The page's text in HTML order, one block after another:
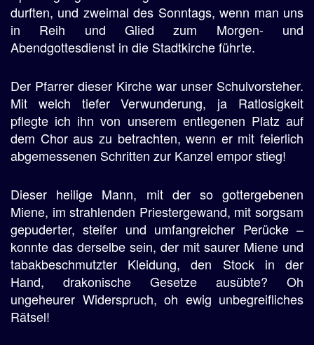
durften, und zweimal des Sonntags, wenn man uns
in Reih und Glied zum Morgen- und
Abendgottesdienst in die Stadtkirche führte.
Der Pfarrer dieser Kirche war unser Schulvorsteher.
Mit welch tiefer Verwunderung, ja Ratlosigkeit
pflegte ich ihn von unserem entlegenen Platz auf
dem Chor aus zu betrachten, wenn er mit feierlich
abgemessenen Schritten zur Kanzel empor stieg!
Dieser heilige Mann, mit der so gottergebenen
Miene, im strahlenden Priestergewand, mit sorgsam
gepuderter, steifer und umfangreicher Perücke –
konnte das derselbe sein, der mit saurer Miene und
tabakbeschmutzter Kleidung, den Stock in der
Hand, drakonische Gesetze ausübte? Oh
ungeheurer Widerspruch, oh ewig unbegreifliches
Rätsel!